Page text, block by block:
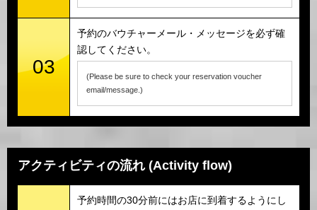
03
予約のバウチャーメール・メッセージを必ず確
認してください。
(Please be sure to check your reservation voucher
email/message.)
アクティビティの流れ (Activity flow)
予約時間の30分前にはお店に到着するようにし